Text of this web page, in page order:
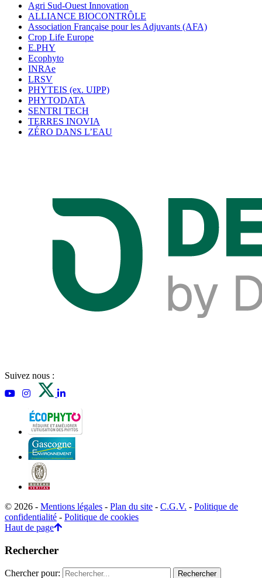
Agri Sud-Ouest Innovation
ALLIANCE BIOCONTRÔLE
Association Française pour les Adjuvants (AFA)
Crop Life Europe
E.PHY
Ecophyto
INRAe
LRSV
PHYTEIS (ex. UIPP)
PHYTODATA
SENTRI TECH
TERRES INOVIA
ZÉRO DANS L’EAU
Suivez nous :
© 2026 - Mentions légales - Plan du site - C.G.V. - Politique de
confidentialité - Politique de cookies
Haut de page
Rechercher
Chercher pour: